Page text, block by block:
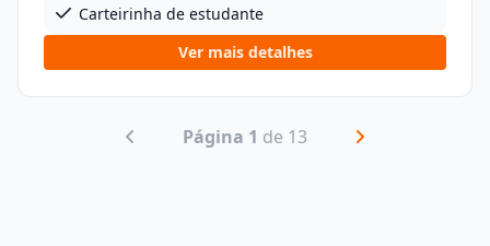
Carteirinha de estudante
Ver mais detalhes
Página 1 de 13